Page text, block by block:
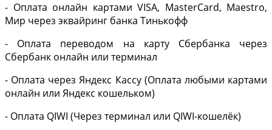
- Оплата онлайн картами VISA, MasterCard, Maestro,
Мир через эквайринг банка Тинькофф
- Оплата переводом на карту Сбербанка через
Сбербанк онлайн или терминал
- Оплата через Яндекс Кассу (Оплата любыми картами
онлайн или Яндекс кошельком)
- Оплата QIWI (Через терминал или QIWI-кошелёк)